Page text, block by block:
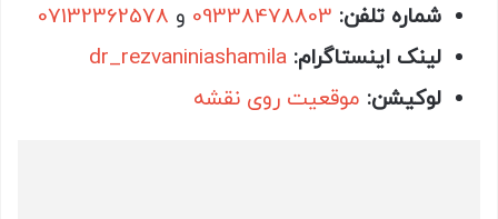
شماره تلفن:
و
لینک اینستاگرام: dr_rezvaniniashamila
لوکیشن: موقعیت روی نقشه